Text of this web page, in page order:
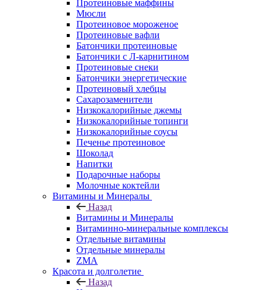
Протеиновые маффины
Мюсли
Протеиновое мороженое
Протеиновые вафли
Батончики протеиновые
Батончики с Л-карнитином
Протеиновые снеки
Батончики энергетические
Протеиновый хлебцы
Сахарозаменители
Низкокалорийные джемы
Низкокалорийные топинги
Низкокалорийные соусы
Печенье протеиновое
Шоколад
Напитки
Подарочные наборы
Молочные коктейли
Витамины и Минералы
Назад
Витамины и Минералы
Витаминно-минеральные комплексы
Отдельные витамины
Отдельные минералы
ZMA
Красота и долголетие
Назад